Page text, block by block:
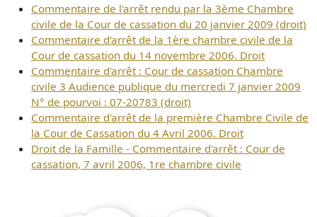
Commentaire de l'arrêt rendu par la 3ème Chambre
civile de la Cour de cassation du 20 janvier 2009 (droit)
Commentaire d'arrêt de la 1ère chambre civile de la
Cour de cassation du 14 novembre 2006. Droit
Commentaire d'arrêt : Cour de cassation Chambre
civile 3 Audience publique du mercredi 7 janvier 2009
N° de pourvoi : 07-20783 (droit)
Commentaire d'arrêt de la première Chambre Civile de
la Cour de Cassation du 4 Avril 2006. Droit
Droit de la Famille - Commentaire d'arrêt : Cour de
cassation, 7 avril 2006, 1re chambre civile